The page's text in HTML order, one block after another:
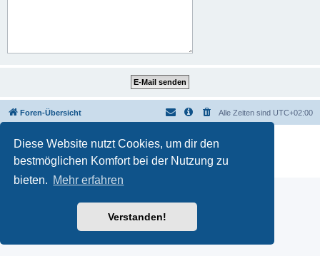
Diese Website nutzt Cookies, um dir den
bestmöglichen Komfort bei der Nutzung zu
bieten. Mehr erfahren
Verstanden!
Foren-Übersicht Alle Zeiten sind UTC+02:00
Powered by phpBB
® Forum Software © phpBB Limited
Deutsche Übersetzung durch
Datenschutz|Nutzungsbedingungen